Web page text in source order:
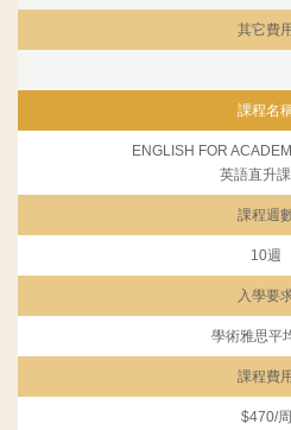
其它費用
課程名
ENGLISH FOR
英語直升
課程週
10週
入學要
學術雅思平
課程費用
$470/周